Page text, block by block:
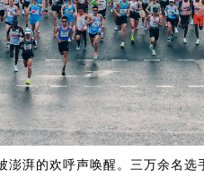
澎湃的欢呼声唤醒。三万余名